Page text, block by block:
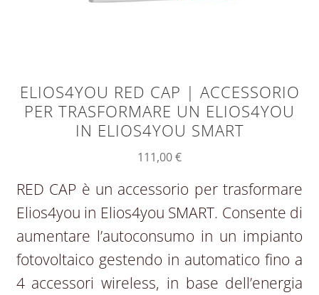
ELIOS4YOU RED CAP | ACCESSORIO
PER TRASFORMARE UN ELIOS4YOU
IN ELIOS4YOU SMART
111,00€
RED CAP è un accessorio per trasformare
Elios4you in Elios4you SMART. Consente di
aumentare l’autoconsumo in un impianto
fotovoltaico gestendo in automatico fino a
4 accessori wireless, in base dell’energia